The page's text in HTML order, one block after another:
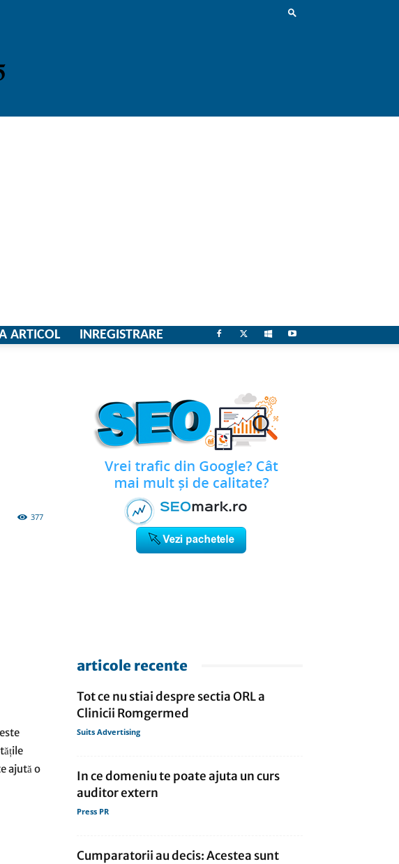
ARTICOL INREGISTRARE
377
ajută o
articole recente
Tot ce nu stiai despre sectia ORL a
Clinicii Romgermed
Suits Advertising
In ce domeniu te poate ajuta un curs
auditor extern
Press PR
Cumparatorii au decis: Acestea sunt